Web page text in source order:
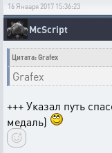
16 Января 2017 15:36:23
McScript
Цитата: Grafex
Grafex
+++ Указал путь
медаль)